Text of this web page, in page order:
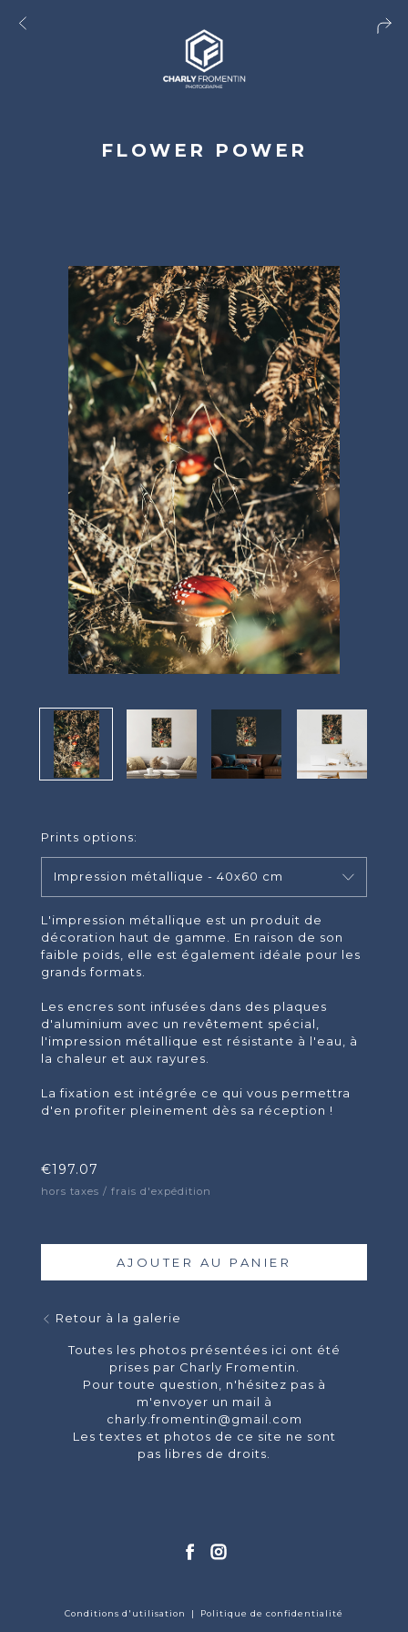
FLOWER POWER
Prints options:
Impression métallique - 40x60 cm
L'impression métallique est un produit de
décoration haut de gamme. En raison de son
faible poids, elle est également idéale pour les
grands formats.
Les encres sont infusées dans des plaques
d'aluminium avec un revêtement spécial,
l'impression métallique est résistante à l'eau, à
la chaleur et aux rayures.
La fixation est intégrée ce qui vous permettra
d'en profiter pleinement dès sa réception !
€197.07
hors taxes / frais d'expédition
AJOUTER AU PANIER
Retour à la galerie
Toutes les photos présentées ici ont été
prises par Charly Fromentin.
Pour toute question, n'hésitez pas à
m'envoyer un mail à
charly.fromentin@gmail.com
Les textes et photos de ce site ne sont
pas libres de droits.
Conditions d'utilisation | Politique de confidentialité